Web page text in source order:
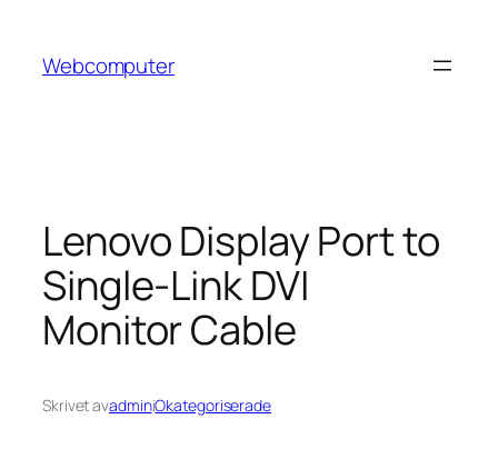
innehåll
Webcomputer
Lenovo Display Port to
Single-Link DVI
Monitor Cable
Skrivet avadminiOkategoriserade